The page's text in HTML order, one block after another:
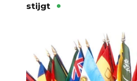
stijgt